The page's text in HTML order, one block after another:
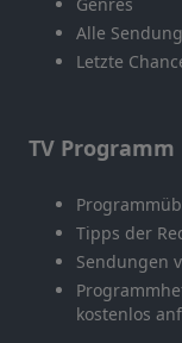
Genres
Alle
Letzte
TV Programm
Tipps der
Sendungen
kostenlos